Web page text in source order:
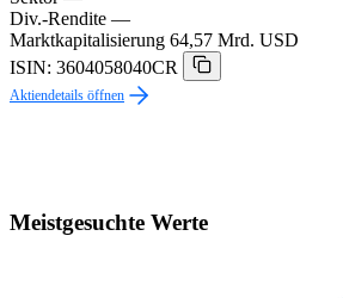
Div.-Rendite —
Marktkapitalisierung 64,57 Mrd. USD
ISIN: 3604058040CR
Aktiendetails öffnen
Meistgesuchte Werte